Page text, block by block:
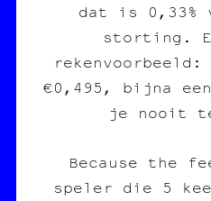
dat is 0,33%
storting.
rekenvoorbeeld:
€0,495, bijna
je nooit
Because the
speler die 5